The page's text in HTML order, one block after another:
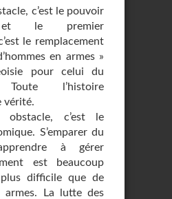
c’est le pouvoir
et le premier
le remplacement
en armes »
pour celui du
Toute l’histoire
vérité.
obstacle, c’est le
S’emparer du
à gérer
est beaucoup
difficile que de
armes. La lutte des